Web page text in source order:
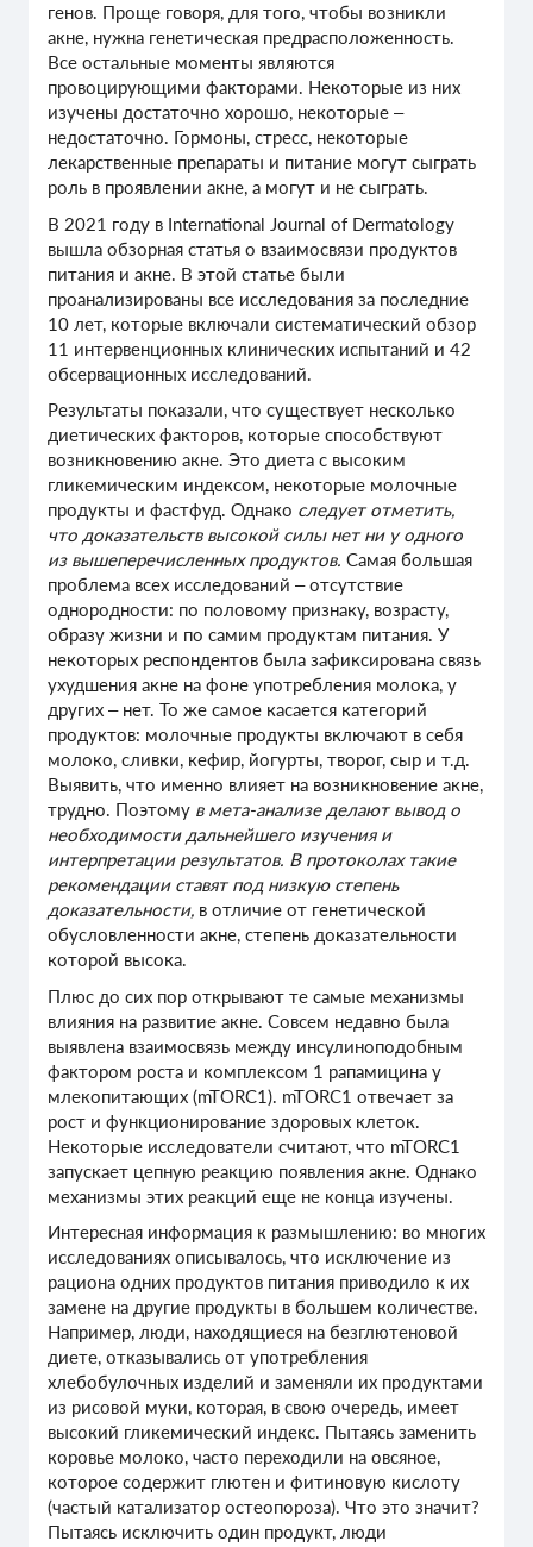
генов. Проще говоря, для того, чтобы возникли
акне, нужна генетическая предрасположенность.
Все остальные моменты являются
провоцирующими факторами. Некоторые из них
изучены достаточно хорошо, некоторые –
недостаточно. Гормоны, стресс, некоторые
лекарственные препараты и питание могут сыграть
роль в проявлении акне, а могут и не сыграть.
В 2021 году в International Journal of Dermatology
вышла обзорная статья о взаимосвязи продуктов
питания и акне. В этой статье были
проанализированы все исследования за последние
10 лет, которые включали систематический обзор
11 интервенционных клинических испытаний и 42
обсервационных исследований.
Результаты показали, что существует несколько
диетических факторов, которые способствуют
возникновению акне. Это диета с высоким
гликемическим индексом, некоторые молочные
продукты и фастфуд. Однако следует отметить,
что доказательств высокой силы нет ни у одного
из вышеперечисленных продуктов. Самая большая
проблема всех исследований – отсутствие
однородности: по половому признаку, возрасту,
образу жизни и по самим продуктам питания. У
некоторых респондентов была зафиксирована связь
ухудшения акне на фоне употребления молока, у
других – нет. То же самое касается категорий
продуктов: молочные продукты включают в себя
молоко, сливки, кефир, йогурты, творог, сыр и т.д.
Выявить, что именно влияет на возникновение акне,
трудно. Поэтому в мета-анализе делают вывод о
необходимости дальнейшего изучения и
интерпретации результатов. В протоколах такие
рекомендации ставят под низкую степень
доказательности, в отличие от генетической
обусловленности акне, степень доказательности
которой высока.
Плюс до сих пор открывают те самые механизмы
влияния на развитие акне. Совсем недавно была
выявлена взаимосвязь между инсулиноподобным
фактором роста и комплексом 1 рапамицина у
млекопитающих (mTORC1). mTORC1 отвечает за
рост и функционирование здоровых клеток.
Некоторые исследователи считают, что mTORC1
запускает цепную реакцию появления акне. Однако
механизмы этих реакций еще не конца изучены.
Интересная информация к размышлению: во многих
исследованиях описывалось, что исключение из
рациона одних продуктов питания приводило к их
замене на другие продукты в большем количестве.
Например, люди, находящиеся на безглютеновой
диете, отказывались от употребления
хлебобулочных изделий и заменяли их продуктами
из рисовой муки, которая, в свою очередь, имеет
высокий гликемический индекс. Пытаясь заменить
коровье молоко, часто переходили на овсяное,
которое содержит глютен и фитиновую кислоту
(частый катализатор остеопороза). Что это значит?
Пытаясь исключить один продукт, люди